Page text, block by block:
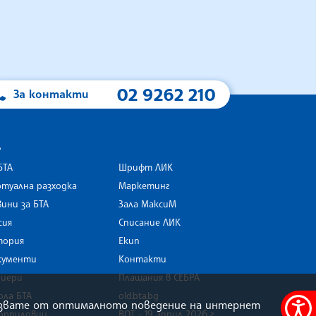
За контакти 02 9262 210
разходка
за БТА
БТА
Шрифт ЛИК
Маркетинг
Зала МаксиМ
Списание ЛИК
Екип
Контакти
Плащания в СЕБРА
old.bta.bg
от оптималното поведение на интернет